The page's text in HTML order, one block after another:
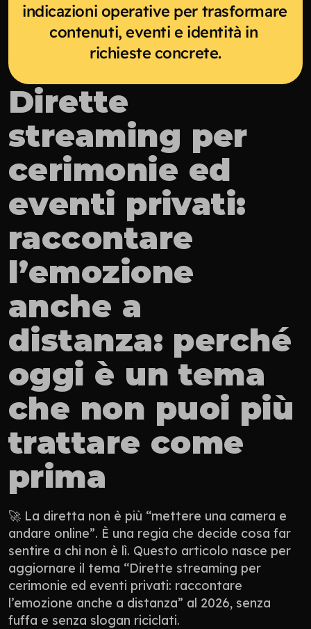
indicazioni operative per trasformare
contenuti, eventi e identità in
richieste concrete.
Dirette
streaming per
cerimonie ed
eventi privati:
raccontare
l’emozione
anche a
distanza: perché
oggi è un tema
che non puoi più
trattare come
prima
🚀 La diretta non è più “mettere una camera e
andare online”. È una regia che decide cosa far
sentire a chi non è lì. Questo articolo nasce per
aggiornare il tema “Dirette streaming per
cerimonie ed eventi privati: raccontare
l’emozione anche a distanza” al 2026, senza
fuffa e senza slogan riciclati.